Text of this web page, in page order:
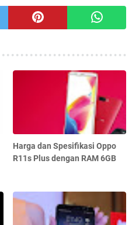
Harga dan Spesifikasi Oppo
R11s Plus dengan RAM 6GB